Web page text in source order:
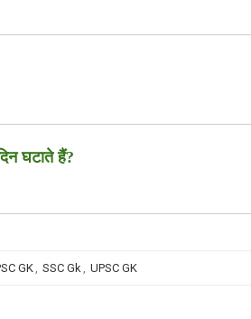
घटाते हैं?
GK, SSC Gk, UPSC GK